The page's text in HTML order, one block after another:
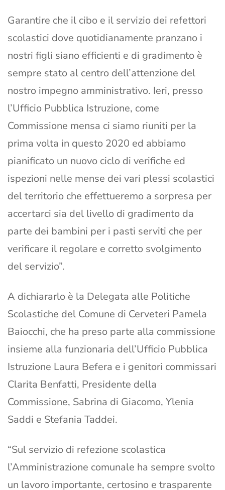
Garantire che il cibo e il servizio dei refettori
scolastici dove quotidianamente pranzano i
nostri figli siano efficienti e di gradimento è
sempre stato al centro dell’attenzione del
nostro impegno amministrativo. Ieri, presso
l’Ufficio Pubblica Istruzione, come
Commissione mensa ci siamo riuniti per la
prima volta in questo 2020 ed abbiamo
pianificato un nuovo ciclo di verifiche ed
ispezioni nelle mense dei vari plessi scolastici
del territorio che effettueremo a sorpresa per
accertarci sia del livello di gradimento da
parte dei bambini per i pasti serviti che per
verificare il regolare e corretto svolgimento
del servizio”.
A dichiararlo è la Delegata alle Politiche
Scolastiche del Comune di Cerveteri Pamela
Baiocchi, che ha preso parte alla commissione
insieme alla funzionaria dell’Ufficio Pubblica
Istruzione Laura Befera e i genitori commissari
Clarita Benfatti, Presidente della
Commissione, Sabrina di Giacomo, Ylenia
Saddi e Stefania Taddei.
“Sul servizio di refezione scolastica
l’Amministrazione comunale ha sempre svolto
un lavoro importante, certosino e trasparente